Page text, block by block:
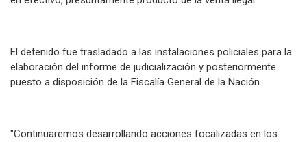
El detenido fue trasladado a las instalaciones policiales para la
elaboración del informe de judicialización y posteriormente
puesto a disposición de la Fiscalía General de la Nación.
"Continuaremos desarrollando acciones focalizadas en los